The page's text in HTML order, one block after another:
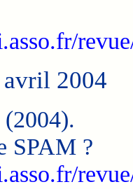
avril 2004
SPAM ?